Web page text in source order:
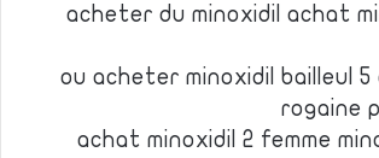
acheter du minoxidil achat
ou acheter minoxidil bailleul
rogaine
achat minoxidil 2 femme